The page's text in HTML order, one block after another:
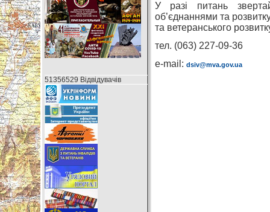
51356529 Відвідувачів
У разі питань
об’єднаннями та
та ветеранського
тел. (063) 227-09-36
e-mail: dsiv@mva.gov.ua